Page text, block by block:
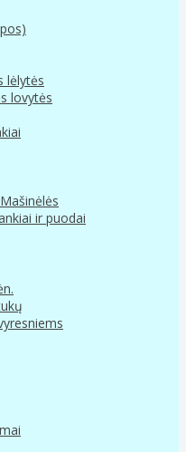
lėlytės
lovytės
ir puodai